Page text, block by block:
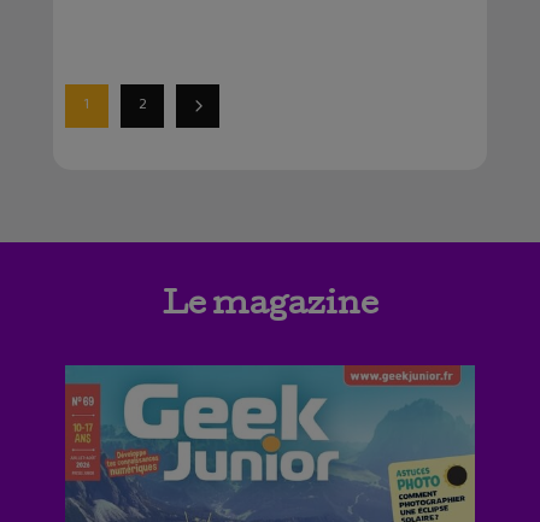
1 2
Le magazine